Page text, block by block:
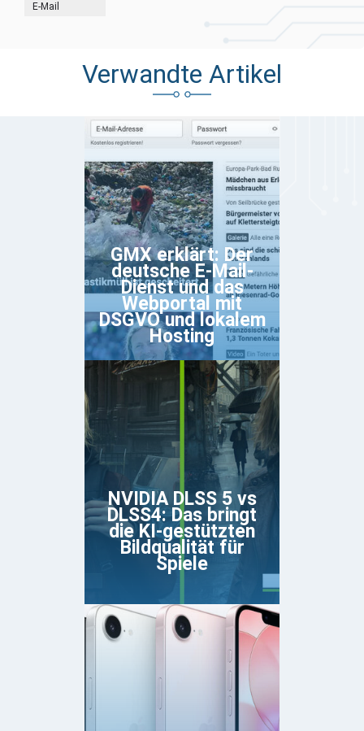
E-Mail
Verwandte Artikel
GMX erklärt: Der
deutsche E-Mail-
Dienst und das
Webportal mit
DSGVO und lokalem
Hosting
NVIDIA DLSS 5 vs
DLSS4: Das bringt
die KI-gestützten
Bildqualität für
Spiele